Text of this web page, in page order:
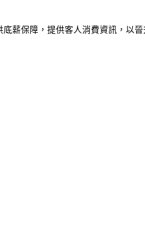
薪保障，提供客人消費資訊，以晉